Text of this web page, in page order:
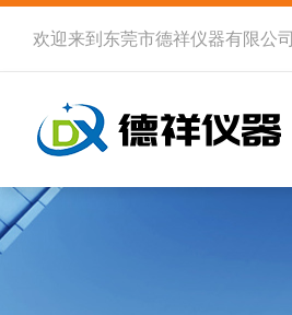
欢迎来到 东莞市德祥仪器有限公司